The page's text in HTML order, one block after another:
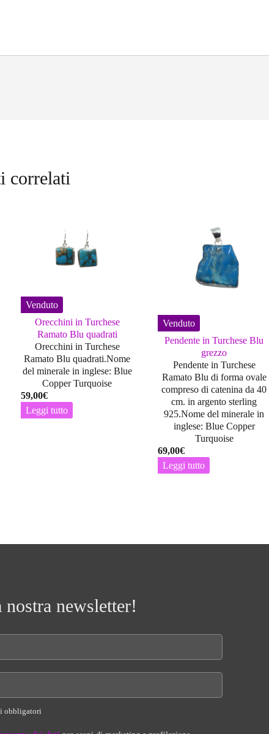
correlati
Venduto
Orecchini in Turchese
Ramato Blu quadrati
Orecchini in Turchese
Ramato Blu quadrati.Nome
del minerale in inglese: Blue
Copper Turquoise
59,00€
Leggi tutto
Venduto
Pendente in Turchese Blu
grezzo
Pendente in Turchese
Ramato Blu di forma ovale
compreso di catenina da 40
cm. in argento sterling
925.Nome del minerale in
inglese: Blue Copper
Turquoise
69,00€
Leggi tutto
newsletter!
obbligatori